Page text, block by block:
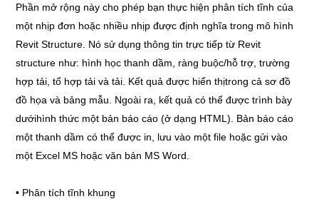
Phần mở rộng này cho phép bạn thực hiện phân tích tĩnh của
một nhịp đơn hoặc nhiều nhịp được định nghĩa trong mô hình
Revit Structure. Nó sử dụng thông tin trực tiếp từ Revit
structure như: hình học thanh dầm, ràng buộc/hỗ trợ, trường
hợp tải, tổ hợp tải và tải. Kết quả được hiển thịtrong cả sơ đồ
đồ họa và bảng mẫu. Ngoài ra, kết quả có thể được trình bày
dướihình thức một bản báo cáo (ở dạng HTML). Bản báo cáo
một thanh dầm có thể được in, lưu vào một file hoặc gửi vào
một Excel MS hoặc văn bản MS Word.
• Phân tích tĩnh khung